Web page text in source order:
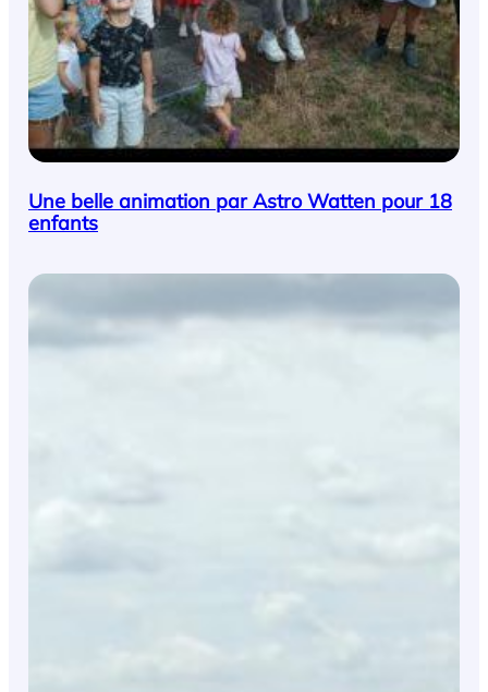
Une belle animation par Astro Watten pour 18
enfants